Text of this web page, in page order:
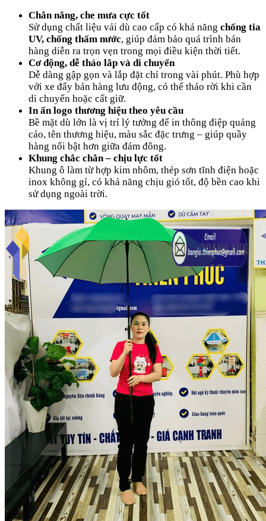
Chắn nắng, che mưa cực tốt
Sử dụng chất liệu vải dù cao cấp có khả năng chống tia
UV, chống thấm nước, giúp đảm bảo quá trình bán
hàng diễn ra trọn vẹn trong mọi điều kiện thời tiết.
Cơ động, dễ tháo lắp và di chuyển
Dễ dàng gập gọn và lắp đặt chỉ trong vài phút. Phù hợp
với xe đẩy bán hàng lưu động, có thể tháo rời khi cần
di chuyển hoặc cất giữ.
In ấn logo thương hiệu theo yêu cầu
Bề mặt dù lớn là vị trí lý tưởng để in thông điệp quảng
cáo, tên thương hiệu, màu sắc đặc trưng – giúp quầy
hàng nổi bật hơn giữa đám đông.
Khung chắc chắn – chịu lực tốt
Khung ô làm từ hợp kim nhôm, thép sơn tĩnh điện hoặc
inox không gỉ, có khả năng chịu gió tốt, độ bền cao khi
sử dụng ngoài trời.